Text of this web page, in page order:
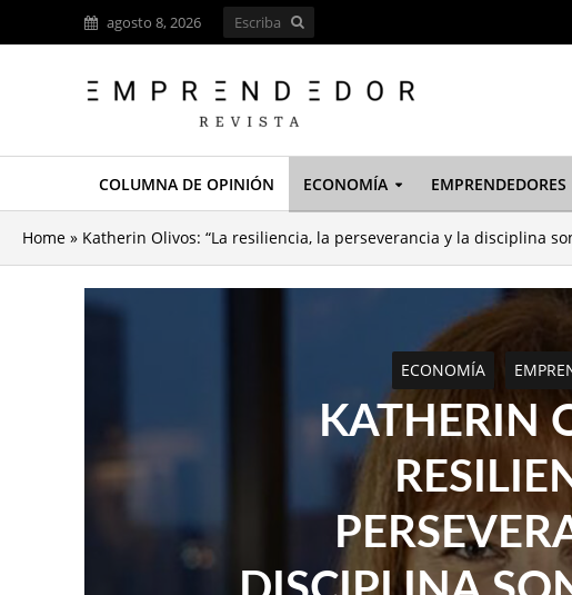
agosto 8, 2026
COLUMNA DE OPINIÓN ECONOMÍA EMPRENDEDORES
Home » Katherin Olivos: “La resiliencia, la perseverancia y la disciplina
ECONOMÍA
KATHERIN